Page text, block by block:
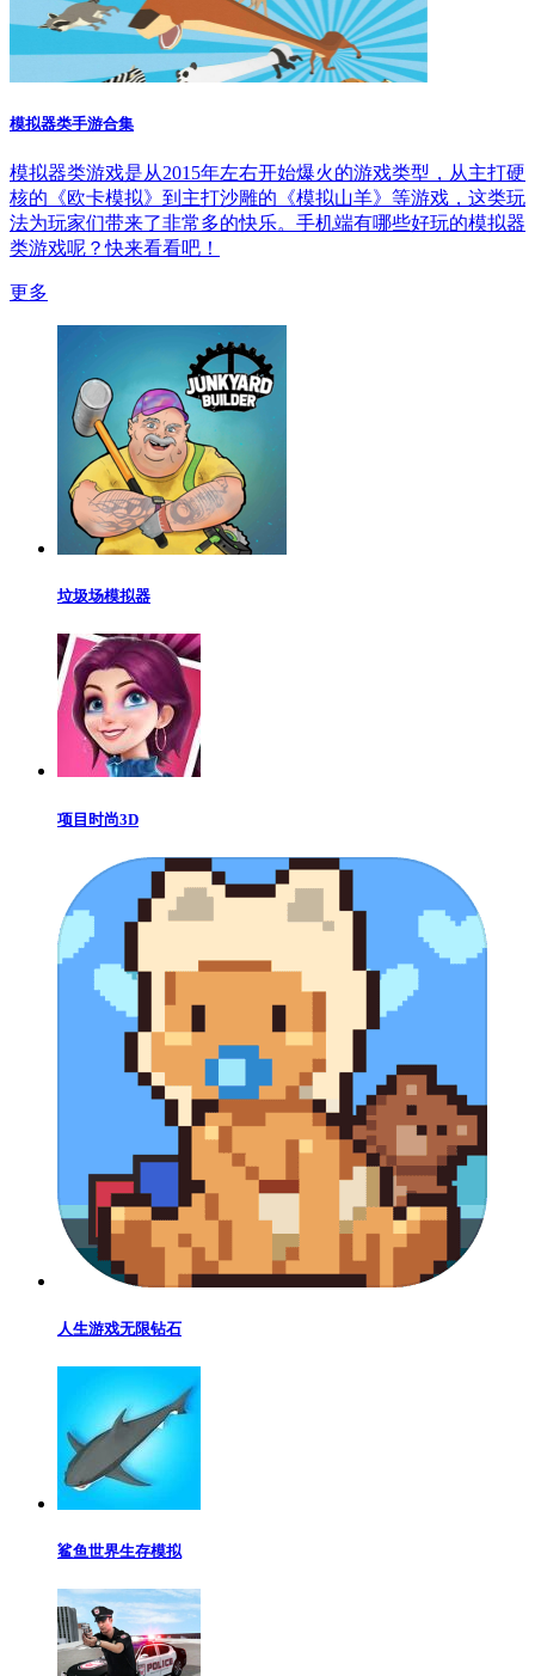
模拟器类手游合集
模拟器类游戏是从2015年左右开始爆火的游戏类型，从主打硬
核的《欧卡模拟》到主打沙雕的《模拟山羊》等游戏，这类玩
法为玩家们带来了非常多的快乐。手机端有哪些好玩的模拟器
类游戏呢？快来看看吧！
更多
垃圾场模拟器
项目时尚3D
人生游戏无限钻石
鲨鱼世界生存模拟